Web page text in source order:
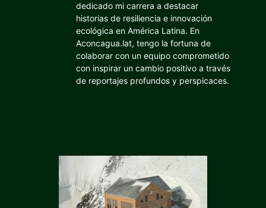
dedicado mi carrera a destacar
historias de resiliencia e innovación
ecológica en América Latina. En
Aconcagua.lat, tengo la fortuna de
colaborar con un equipo comprometido
con inspirar un cambio positivo a través
de reportajes profundos y perspicaces.